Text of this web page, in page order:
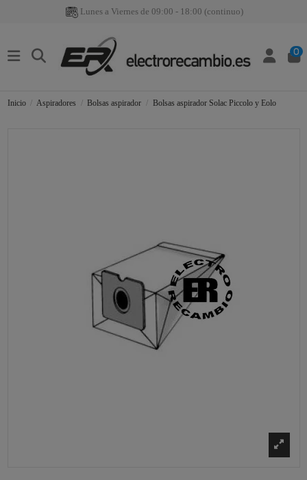
Lunes a Viernes de 09:00 - 18:00 (continuo)
0
Inicio Aspiradores Bolsas aspirador Bolsas aspirador Solac Piccolo y Eolo